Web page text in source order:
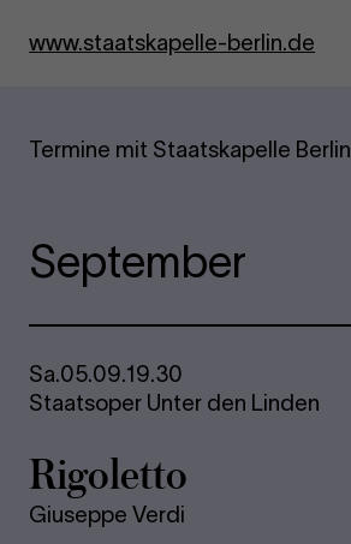
www.staatskapelle-berlin.de
Termine mit Staatskapelle Berlin
September
Sa.05.09.19.30
Staatsoper Unter den Linden
Ri­go­let­to
Giuseppe Verdi